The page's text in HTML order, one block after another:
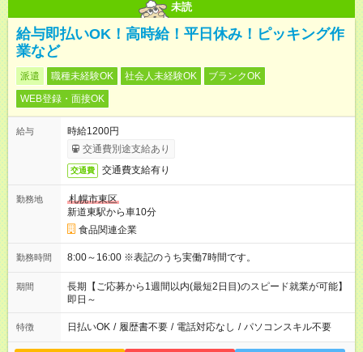
未読
給与即払いOK！高時給！平日休み！ピッキング作
業など
派遣 職種未経験OK 社会人未経験OK
ブランクOK
WEB登録・面接OK
給与
時給1200円
交通費別途支給あり
交通費 交通費支給有り
勤務地
札幌市東区
新道東駅から車10分
食品関連企業
勤務時間 8:00～16:00 ※表記のうち実働7時間です。
期間
長期【ご応募から1週間以内(最短2日目)のスピード就業が可能】
即日～
特徴 日払いOK / 履歴書不要 / 電話対応なし / パソコンスキル不要